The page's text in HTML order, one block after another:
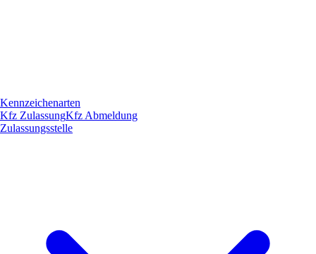
Kennzeichenarten
Kfz ZulassungKfz Abmeldung
Zulassungsstelle